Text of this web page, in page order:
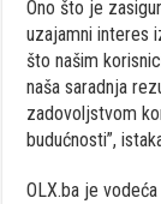
Ono što je
uzajamni interes
što našim
naša saradnja
zadovoljstvom
budućnosti”,
OLX.ba je